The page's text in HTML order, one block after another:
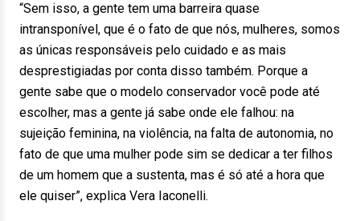
“Sem isso, a gente tem uma barreira quase
intransponível, que é o fato de que nós, mulheres, somos
as únicas responsáveis pelo cuidado e as mais
desprestigiadas por conta disso também. Porque a
gente sabe que o modelo conservador você pode até
escolher, mas a gente já sabe onde ele falhou: na
sujeição feminina, na violência, na falta de autonomia, no
fato de que uma mulher pode sim se dedicar a ter filhos
de um homem que a sustenta, mas é só até a hora que
ele quiser”, explica Vera Iaconelli.